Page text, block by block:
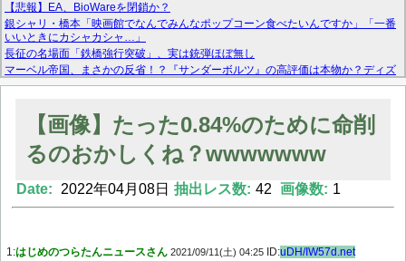
【悲報】EA、BioWareを閉鎖か？
銀シャリ・橋本「映画館でなんでみんなポップコーン食べたいんですか」「一番
いいときにカシャカシャ…」
長征の名場面「鉄橋強行突破」、実は銃弾ほぼ無し
マーベル帝国、まさかの反省！？『サンダーボルツ』の高評価は本物か？ディズ
ニーCEOの「量より質」宣言の裏で渦巻くファンの本音とMCUの未来を徹底考
【モー娘。石田亜佑美】ファーストテイク出演も新規獲得ならず？北川莉央が1
【画像あり】FacebookとかTwitterで拾ったエロ画像貼ってくよ
【画像】たった0.84%のために命削
るのおかしくね？wwwwwww
Date: 2022年04月08日 抽出レス数: 42 画像数: 1
1:はじめのつらたんニュースさん 2021/09/11(土) 04:25 ID:uDH/IW57d.net